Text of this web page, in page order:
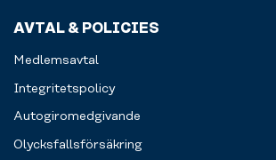
AVTAL & POLICIES
Medlemsavtal
Integritetspolicy
Autogiromedgivande
Olycksfallsförsäkring